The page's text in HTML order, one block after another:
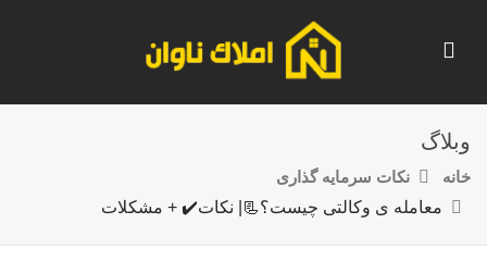
وبلاگ
خانه
نکات سرمایه گذاری
معامله ی وکالتی چیست؟📃| نکات✔️ + مشکلات